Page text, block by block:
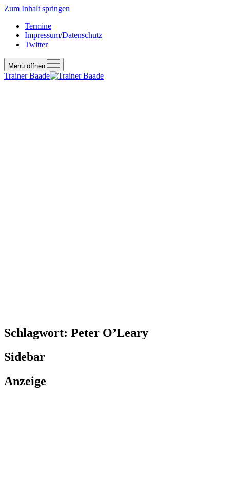
Zum Inhalt springen
Termine
Impressum/Datenschutz
Twitter
Menü öffnen
Trainer Baade
Schlagwort: Peter O’Leary
Sidebar
Anzeige